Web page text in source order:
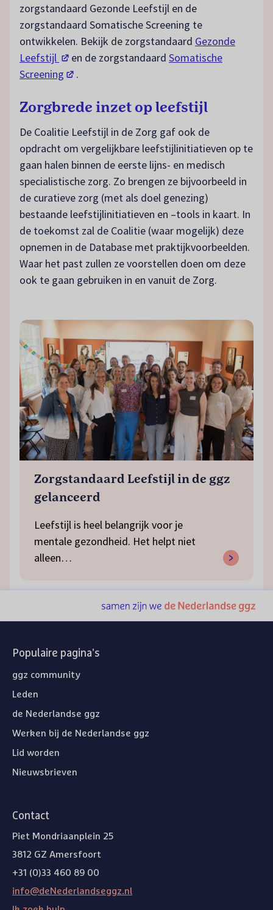
zorgstandaard Gezonde Leefstijl en de
zorgstandaard Somatische Screening te
ontwikkelen. Bekijk de zorgstandaard Gezonde
Leefstijl (opent in een nieuw tabblad)
en de zorgstandaard Somatische
Screening (opent in een nieuw tabblad)
.
Zorgbrede inzet op leefstijl
De Coalitie Leefstijl in de Zorg gaf ook de
opdracht om vergelijkbare leefstijlinitiatieven op te
gaan halen binnen de eerste lijns- en medisch
specialistische zorg. Zo brengen ze bijvoorbeeld in
de curatieve zorg (met als doel genezing)
bestaande leefstijlinitiatieven en –tools in kaart. In
de toekomst zal de Coalitie (waar mogelijk) deze
opnemen in de Database met praktijkvoorbeelden.
Waar het past zullen ze voorstellen doen om deze
ook te gaan gebruiken in en vanuit de Zorg.
Zorgstandaard Leefstijl in de ggz
gelanceerd
Leefstijl is heel belangrijk voor je
mentale gezondheid. Het helpt niet
alleen…
Populaire pagina's
ggz community
Leden
de Nederlandse ggz
Werken bij de Nederlandse ggz
Lid worden
Nieuwsbrieven
Contact
Piet Mondriaanplein 25
3812 GZ Amersfoort
+31 (0)33 460 89 00
info@deNederlandseggz.nl